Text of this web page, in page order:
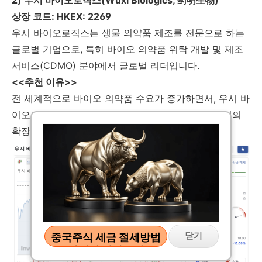
중국주식 세금 절세방법
자세히 알아보기
닫기
상장 코드: HKEX: 2269
우시 바이오로직스는 생물 의약품 제조를 전문으로 하는
글로벌 기업으로, 특히 바이오 의약품 위탁 개발 및 제조
서비스(CDMO) 분야에서 글로벌 리더입니다.
<<추천 이유>>
전 세계적으로 바이오 의약품 수요가 증가하면서, 우시 바
이오로직스는 향후 지속적인 성장과 글로벌 시장에서의
확장을 기대할 수 있습니다.